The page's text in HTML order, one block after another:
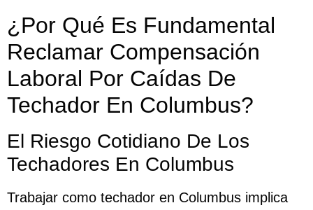
¿Por Qué Es Fundamental
Reclamar Compensación
Laboral Por Caídas De
Techador En Columbus?
El Riesgo Cotidiano De Los
Techadores En Columbus
Trabajar como techador en Columbus implica